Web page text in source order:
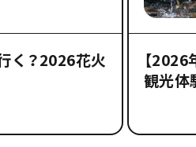
く？2026花火
【
観光体